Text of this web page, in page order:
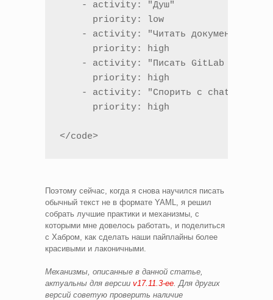
    - activity: "Душ"
      priority: low
- activity: "Читать документации
      priority: high
    - activity: "Писать GitLab CI"
      priority: high
    - activity: "Спорить с chatgpt"
      priority: high
</code>
Поэтому сейчас, когда я снова научился писать
обычный текст не в формате YAML, я решил
собрать лучшие практики и механизмы, с
которыми мне довелось работать, и поделиться
с Хабром, как сделать наши пайплайны более
красивыми и лаконичными.
Механизмы, описанные в данной статье,
актуальны для версии v17.11.3-ee . Для других
версий советую проверить наличие